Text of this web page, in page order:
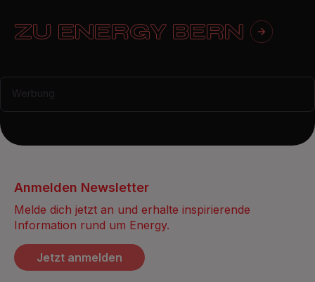
ZU ENERGY BERN
Werbung
Anmelden Newsletter
Melde dich jetzt an und erhalte inspirierende
Information rund um Energy.
Jetzt anmelden